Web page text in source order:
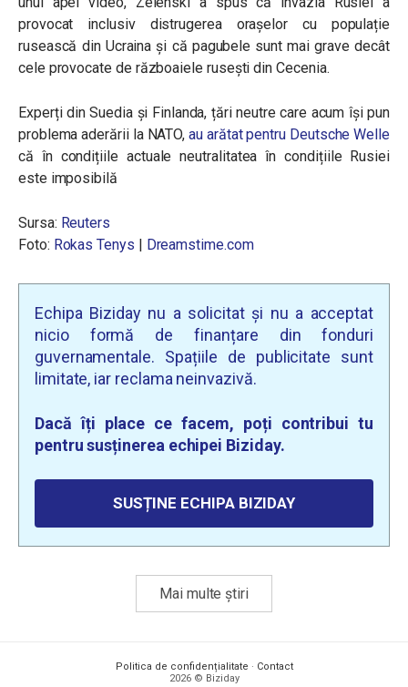
provocat inclusiv distrugerea oraşelor cu populație
rusească din Ucraina şi că pagubele sunt mai grave decât
cele provocate de războaiele ruseşti din Cecenia.
Experți din Suedia și Finlanda, țări neutre care acum își pun
problema aderării la NATO,au arătat pentru Deutsche Welle
că în condițiile actuale neutralitatea în condițiile Rusiei
este imposibilă
Sursa: Reuters
Foto: Rokas Tenys | Dreamstime.com
Echipa Biziday nu a solicitat și nu a acceptat
nicio formă de finanțare din fonduri
guvernamentale. Spațiile de publicitate sunt
limitate, iar reclama neinvazivă.
Dacă îți place ce facem, poți contribui tu
pentru susținerea echipei Biziday.
SUSȚINE ECHIPA BIZIDAY
Mai multe știri
Politica de confidențialitate · Contact
2026 © Biziday